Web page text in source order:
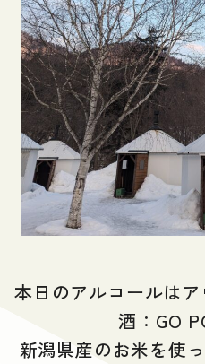
本日のアルコールは
酒：GO
新潟県産のお米を使